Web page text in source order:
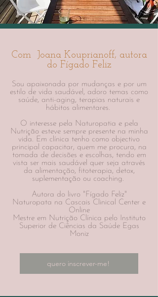
Com Joana Kouprianoff, autora
do Fígado Feliz
Sou apaixonada por mudanças e por um
estilo de vida saudável, adoro temas como
saúde, anti-aging, terapias naturais e
hábitos alimentares.
O interesse pela Naturopatia e pela
Nutrição esteve sempre presente na minha
vida. Em clínica tenho como objectivo
principal capacitar, quem me procura, na
tomada de decisões e escolhas, tendo em
vista ser mais saudável quer seja através
da alimentação, fitoterapia, detox,
suplementação ou coaching.
Autora do livro "Fígado Feliz"
Naturopata na Cascais Clinical Center e
Online
Mestre em Nutrição Clínica pelo Instituto
Superior de Ciências da Saúde Egas
Moniz
quero inscrever-me!